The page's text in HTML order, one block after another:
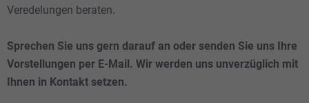
Veredelungen beraten.
Sprechen Sie uns gern darauf an oder senden Sie uns Ihre
Vorstellungen per E-Mail. Wir werden uns unverzüglich mit
Ihnen in Kontakt setzen.